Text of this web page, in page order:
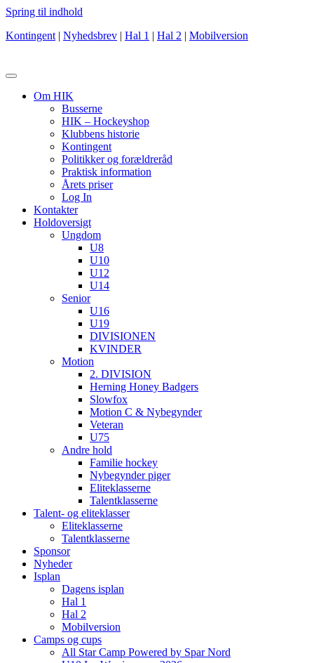
Spring til indhold
Kontingent | Nyhedsbrev | Hal 1 | Hal 2 | Mobilversion
Om HIK
Busserne
HIK – Hockeyshop
Klubbens historie
Kontingent
Politikker og forældreråd
Praktisk information
Årets priser
Log In
Kontakter
Holdoversigt
Ungdom
U8
U10
U12
U14
Senior
U16
U19
DIVISIONEN
KVINDER
Motion
2. DIVISION
Herning Honey Badgers
Slowfox
Motion C & Nybegynder
Veteran
U75
Andre hold
Familie hockey
Nybegynder piger
Eliteklasserne
Talentklasserne
Talent- og eliteklasser
Eliteklasserne
Talentklasserne
Sponsor
Nyheder
Isplan
Dagens isplan
Hal 1
Hal 2
Mobilversion
Camps og cups
All Star Camp Powered by Spar Nord